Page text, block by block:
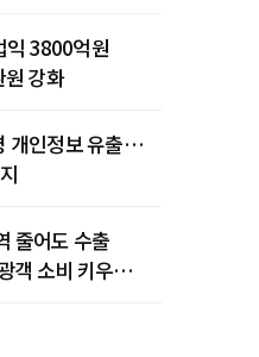
익 3800억원
강화
개인정보 유출…
줄어도 수출
객 소비 키우는